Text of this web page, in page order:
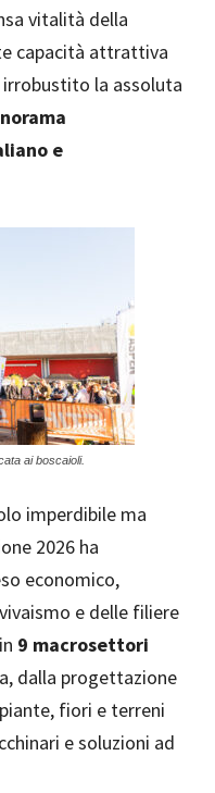
vitalità della
capacità attrattiva
la assoluta
e
ai boscaioli.
imperdibile ma
2026 ha
economico,
e delle filiere
9 macrosettori
dalla progettazione
fiori e terreni
e soluzioni ad